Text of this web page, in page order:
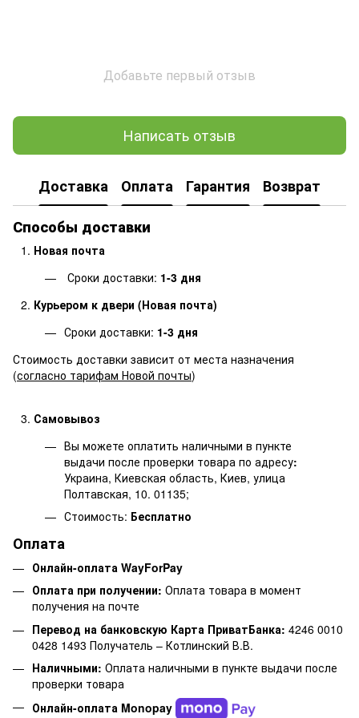
Добавьте первый отзыв
Написать отзыв
Доставка Оплата Гарантия
Возврат
Способы доставки
Новая почта
Сроки доставки: 1-3 дня
Курьером к двери (Новая почта)
Сроки доставки: 1-3 дня
Стоимость доставки зависит от места назначения
(согласно тарифам Новой почты)
Самовывоз
Вы можете оплатить наличными в пункте
выдачи после проверки товара по адресу:
Украина, Киевская область, Киев, улица
Полтавская, 10. 01135;
Стоимость: Бесплатно
Оплата
Онлайн-оплата WayForPay
Оплата при получении: Оплата товара в момент
получения на почте
Перевод на банковскую Карта ПриватБанка: 4246 0010
0428 1493 Получатель – Котлинский В.В.
Наличными: Оплата наличными в пункте выдачи после
проверки товара
Онлайн-оплата Monopay